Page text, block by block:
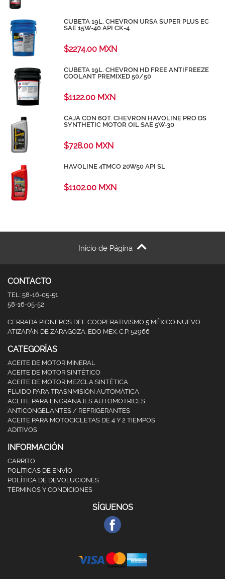
CUBETA 19L. CHEVRON URSA SUPER PLUS EC
SAE 15W-40 API CK-4
$2274.00 MXN
CUBETA 19L. CHEVRON HD FREE ANTIFREEZE
COOLANT PREMIXED 50/50
$1122.00 MXN
CAJA CON 6QT. CHEVRON HAVOLINE PRO DS
SYNTHETIC MOTOR OIL SAE 5W-30
$728.00 MXN
HAVOLINE 4TMCO 20W50 API SL
$1102.00 MXN
Inicio de Página
CONTACTO
TEL: 58-16-05-51
58-16-05-52
CERRADA PIONEROS DEL COOPERATIVISMO 5 MÉXICO NUEVO.
ATIZAPÁN DE ZARAGOZA. EDO MEX. C.P. 52966
CATEGORÍAS
ACEITE DE MOTOR MINERAL
ACEITE DE MOTOR SINTÉTICO
ACEITE DE MOTOR MEZCLA SINTÉTICA
FLUIDO PARA TRASNMISIÓN AUTOMÁTICA
ACEITE PARA ENGRANAJES AUTOMOTRICES
ANTICONGELANTES / REFRIGERANTES
ACEITE PARA MOTOCICLETAS DE 4 Y 2 TIEMPOS
ADITIVOS
INFORMACIÓN
CARRITO
POLÍTICAS DE ENVÍO
POLÍTICA DE DEVOLUCIONES
TÉRMINOS Y CONDICIONES
SÍGUENOS